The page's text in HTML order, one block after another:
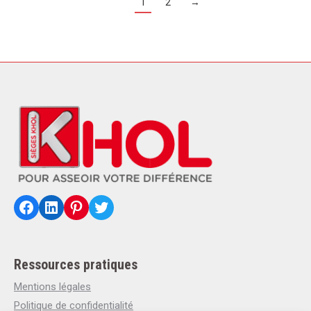
Facebook LinkedIn Pinterest Twitter
Ressources pratiques
Mentions légales
Politique de confidentialité